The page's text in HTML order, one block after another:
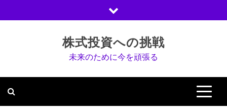
to
株式投資への挑戦
未来のために今を頑張る